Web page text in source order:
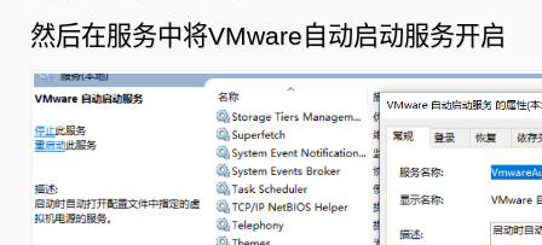
然后在服务中将VMware自动启动服务开启